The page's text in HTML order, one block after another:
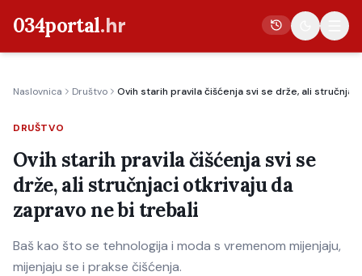
034portal.hr
Crna kronika
Poljoprivreda
Politika
Gospodarstvo
Život
Naslovnica Društvo Ovih starih pravila čišćenja svi se drže, ali
DRUŠTVO
Ovih starih pravila čišćenja svi se
drže, ali stručnjaci otkrivaju da
zapravo ne bi trebali
Baš kao što se tehnologija i moda s vremenom mijenjaju,
mijenjaju se i prakse čišćenja.